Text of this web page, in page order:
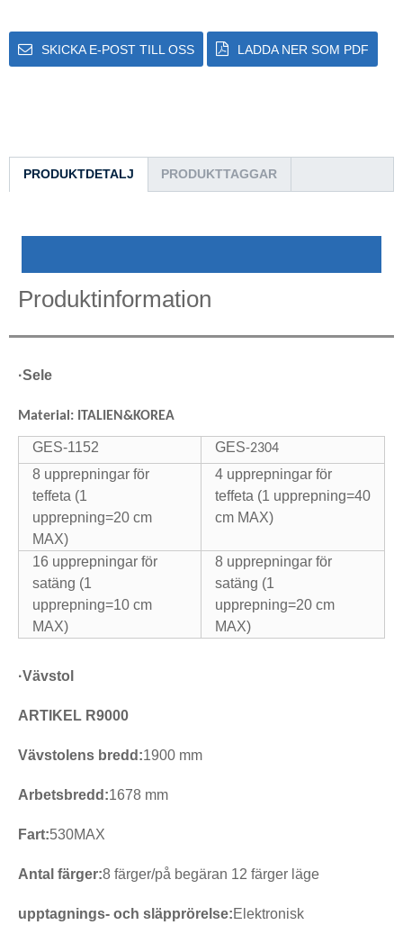
SKICKA E-POST TILL OSS LADDA NER SOM PDF
PRODUKTDETALJ PRODUKTTAGGAR
Produktinformation
·Sele
Material: ITALIEN&KOREA
GES-1152 GES-2304
8 upprepningar för
teffeta (1
upprepning=20 cm
MAX)
4 upprepningar för
teffeta (1 upprepning=40
cm MAX)
16 upprepningar för
satäng (1
upprepning=10 cm
MAX)
8 upprepningar för
satäng (1
upprepning=20 cm
MAX)
·Vävstol
ARTIKEL R9000
Vävstolens bredd:1900 mm
Arbetsbredd:1678 mm
Fart:530MAX
Antal färger:8 färger/på begäran 12 färger läge
upptagnings- och släpprörelse:Elektronisk